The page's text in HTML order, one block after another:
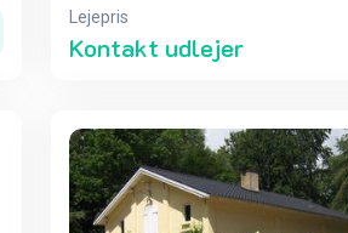
Lejepris
Kontakt udlejer